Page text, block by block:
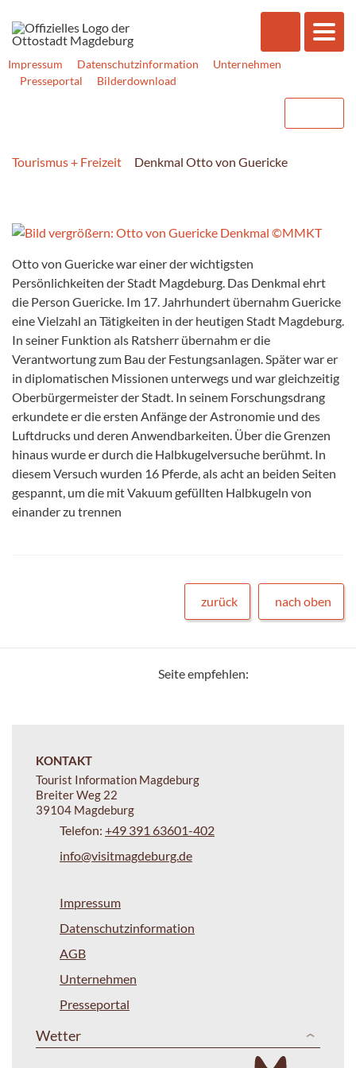
Impressum Datenschutzinformation
Unternehmen
Presseportal
Bilderdownload
Tourismus + Freizeit Denkmal Otto von Guericke
Otto von Guericke war einer der wichtigsten
Persönlichkeiten der Stadt Magdeburg. Das Denkmal ehrt
die Person Guericke. Im 17. Jahrhundert übernahm Guericke
eine Vielzahl an Tätigkeiten in der heutigen Stadt Magdeburg.
In seiner Funktion als Ratsherr übernahm er die
Verantwortung zum Bau der Festungsanlagen. Später war er
in diplomatischen Missionen unterwegs und war gleichzeitig
Oberbürgermeister der Stadt. In seinem Forschungsdrang
erkundete er die ersten Anfänge der Astronomie und des
Luftdrucks und deren Anwendbarkeiten. Über die Grenzen
hinaus wurde er durch die Halbkugelversuche berühmt. In
diesem Versuch wurden 16 Pferde, als acht an beiden Seiten
gespannt, um die mit Vakuum gefüllten Halbkugeln von
einander zu trennen
zurück nach oben
Seite empfehlen:
KONTAKT
Tourist Information Magdeburg
Breiter Weg 22
39104 Magdeburg
Telefon: +49 391 63601-402
info@visitmagdeburg.de
Impressum
Datenschutzinformation
AGB
Unternehmen
Presseportal
Wetter